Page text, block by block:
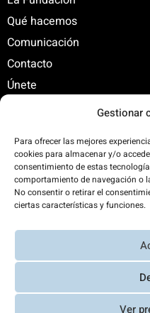
Gestionar
Para ofrecer las mejores
cookies para almacenar y/o
consentimiento de estas
comportamiento de navegación o
No consentir o retirar el
ciertas características y funciones.
Ver
Qué hacemos
Comunicación
Contacto
Únete
C/ Santa Engracia, 108.
+34 625 47 42 11
300%. Web
renovables.